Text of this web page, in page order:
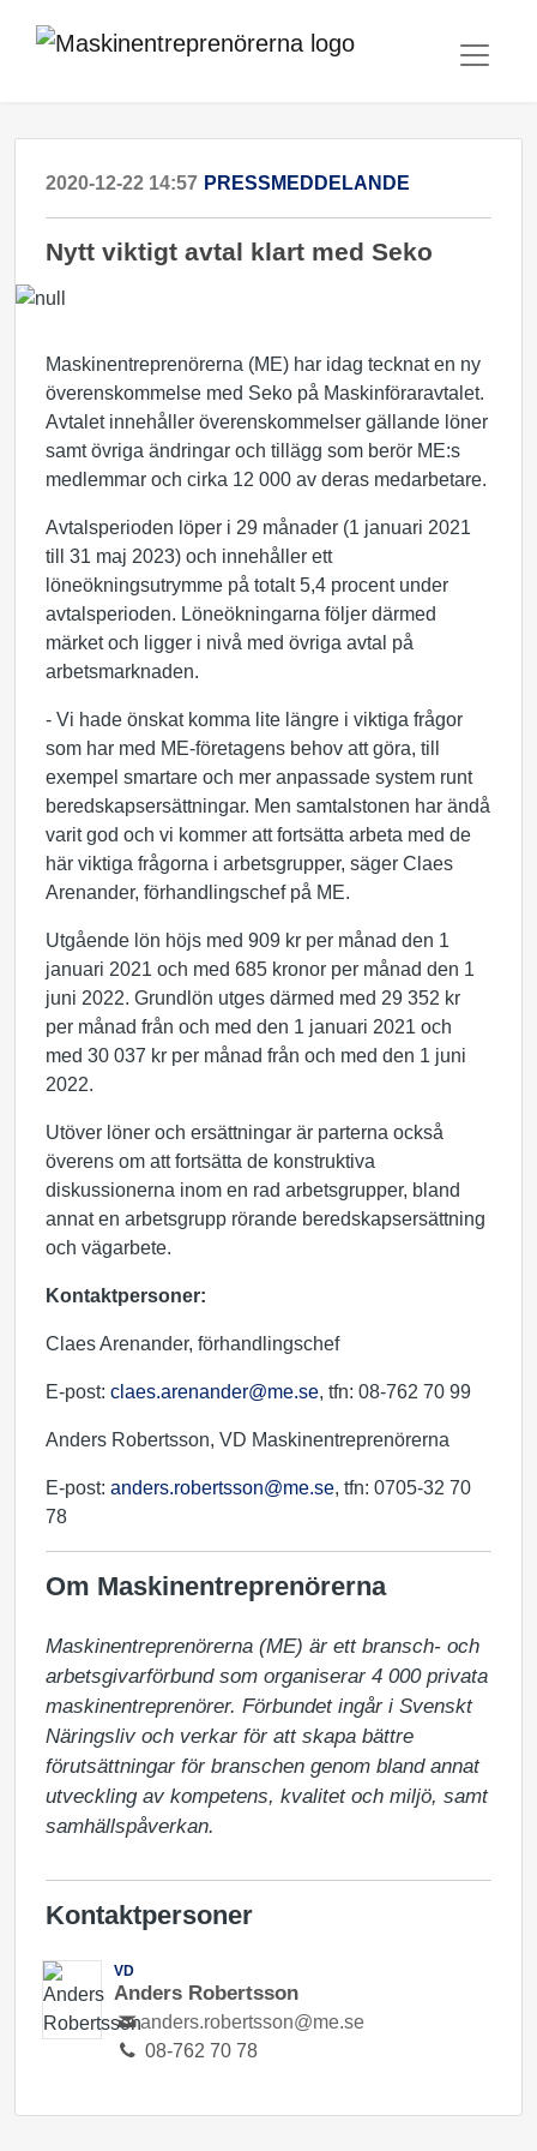
2020-12-22 14:57 PRESSMEDDELANDE
Nytt viktigt avtal klart med Seko
Maskinentreprenörerna (ME) har idag tecknat en ny
överenskommelse med Seko på Maskinföraravtalet.
Avtalet innehåller överenskommelser gällande löner
samt övriga ändringar och tillägg som berör ME:s
medlemmar och cirka 12 000 av deras medarbetare.
Avtalsperioden löper i 29 månader (1 januari 2021
till 31 maj 2023) och innehåller ett
löneökningsutrymme på totalt 5,4 procent under
avtalsperioden. Löneökningarna följer därmed
märket och ligger i nivå med övriga avtal på
arbetsmarknaden.
- Vi hade önskat komma lite längre i viktiga frågor
som har med ME-företagens behov att göra, till
exempel smartare och mer anpassade system runt
beredskapsersättningar. Men samtalstonen har ändå
varit god och vi kommer att fortsätta arbeta med de
här viktiga frågorna i arbetsgrupper, säger Claes
Arenander, förhandlingschef på ME.
Utgående lön höjs med 909 kr per månad den 1
januari 2021 och med 685 kronor per månad den 1
juni 2022. Grundlön utges därmed med 29 352 kr
per månad från och med den 1 januari 2021 och
med 30 037 kr per månad från och med den 1 juni
2022.
Utöver löner och ersättningar är parterna också
överens om att fortsätta de konstruktiva
diskussionerna inom en rad arbetsgrupper, bland
annat en arbetsgrupp rörande beredskapsersättning
och vägarbete.
Kontaktpersoner:
Claes Arenander, förhandlingschef
E-post: claes.arenander@me.se, tfn: 08-762 70 99
Anders Robertsson, VD Maskinentreprenörerna
E-post: anders.robertsson@me.se, tfn: 0705-32 70
78
Om Maskinentreprenörerna
Maskinentreprenörerna (ME) är ett bransch- och
arbetsgivarförbund som organiserar 4 000 privata
maskinentreprenörer. Förbundet ingår i Svenskt
Näringsliv och verkar för att skapa bättre
förutsättningar för branschen genom bland annat
utveckling av kompetens, kvalitet och miljö, samt
samhällspåverkan.
Kontaktpersoner
VD
Anders Robertsson
anders.robertsson@me.se
08-762 70 78